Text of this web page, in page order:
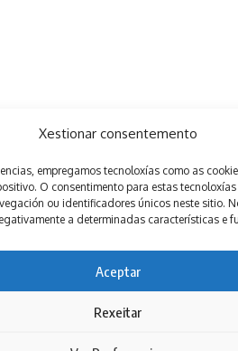
Xestionar consentemento
empregamos tecnoloxías como as
O consentimento para estas
ou identificadores únicos neste sitio.
a determinadas características e
Aceptar
Rexeitar